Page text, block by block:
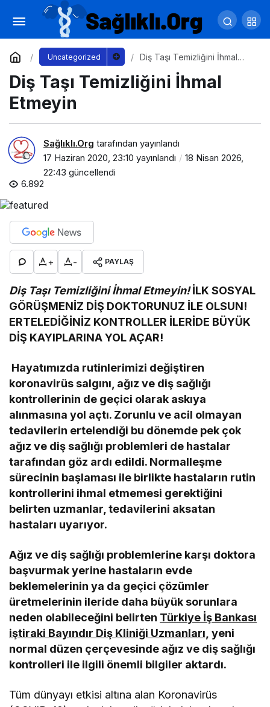
Uncategorized
Diş Taşı Temizliğini İhmal
Diş Taşı Temizliğini İhmal
Etmeyin
Sağlıklı.Org tarafından yayınlandı
17 Haziran 2020, 23:10 yayınlandı
18 Nisan 2026,
22:43 güncellendi
6.892
+ - PAYLAŞ
Diş Taşı Temizliğini İhmal Etmeyin!İLK SOSYAL
GÖRÜŞMENİZ DİŞ DOKTORUNUZ İLE OLSUN!
ERTELEDİĞİNİZ KONTROLLER İLERİDE BÜYÜK
DİŞ KAYIPLARINA YOL AÇAR!
Hayatımızda rutinlerimizi değiştiren
koronavirüs salgını, ağız ve diş sağlığı
kontrollerinin de geçici olarak askıya
alınmasına yol açtı. Zorunlu ve acil olmayan
tedavilerin ertelendiği bu dönemde pek çok
ağız ve diş sağlığı problemleri de hastalar
tarafından göz ardı edildi. Normalleşme
sürecinin başlaması ile birlikte hastaların rutin
kontrollerini ihmal etmemesi gerektiğini
belirten uzmanlar, tedavilerini aksatan
hastaları uyarıyor.
Ağız ve diş sağlığı problemlerine karşı doktora
başvurmak yerine hastaların evde
beklemelerinin ya da geçici çözümler
üretmelerinin ileride daha büyük sorunlara
neden olabileceğini belirten Türkiye İş Bankası
iştiraki Bayındır Diş Kliniği Uzmanları, yeni
normal düzen çerçevesinde ağız ve diş sağlığı
kontrolleri ile ilgili önemli bilgiler aktardı.
Tüm dünyayı etkisi altına alan Koronavirüs
Anne Babalara Yeni Normal Önerileri
Yorum Yap Paylaş